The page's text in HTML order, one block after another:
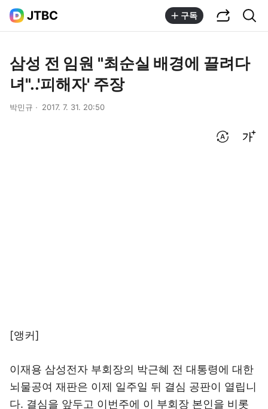
JTBC 구독
삼성 전 임원 "최순실 배경에 끌려다
녀"..'피해자' 주장
박민규 2017. 7. 31. 20:50
[앵커]
이재용 삼성전자 부회장의 박근혜 전 대통령에 대한
뇌물공여 재판은 이제 일주일 뒤 결심 공판이 열립니
다. 결심을 앞두고 이번주에 이 부회장 본인을 비롯